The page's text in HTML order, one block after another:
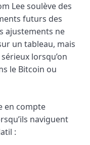
Lee soulève des
futurs des
ajustements ne
un tableau, mais
lorsqu’on
le Bitcoin ou
en compte
naviguent
: